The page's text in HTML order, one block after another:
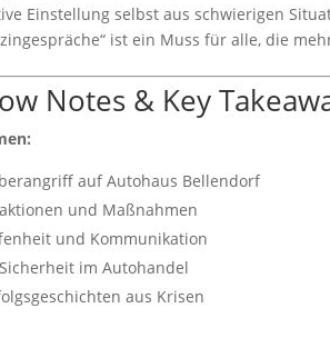
Einstellung selbst aus schwierigen
ist ein Muss für alle, die
Notes & Key
auf Autohaus Bellendorf
und Maßnahmen
und Kommunikation
im Autohandel
aus Krisen